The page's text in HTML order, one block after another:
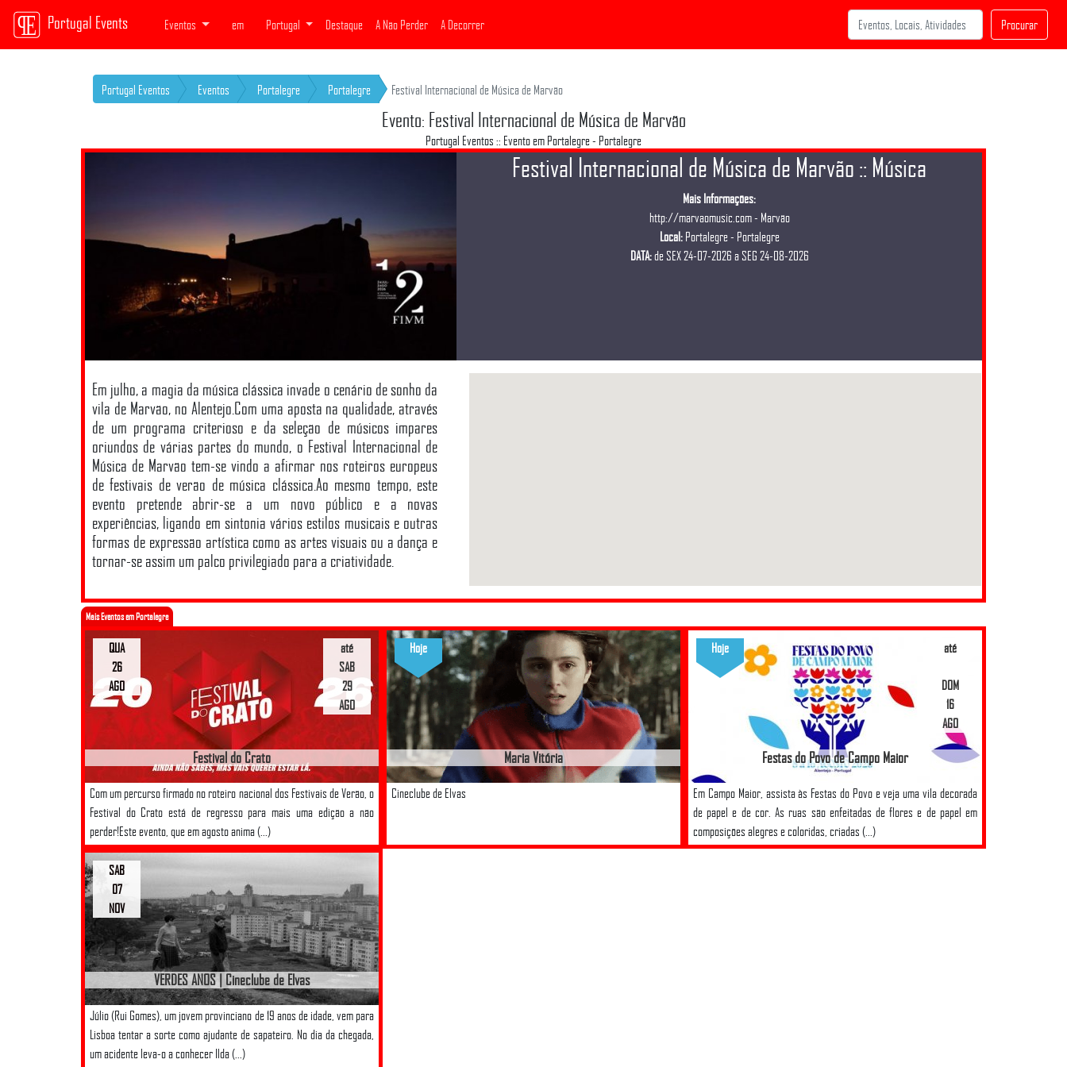
Portugal Events Eventos em Portugal Destaque A Não Perder A Decorrer Procurar
Portugal Eventos Eventos Portalegre Portalegre Festival Internacional de Música de Marvão
Evento: Festival Internacional de Música de Marvão
Portugal Eventos :: Evento em Portalegre - Portalegre
Festival Internacional de Música de Marvão :: Música
Mais Informações:
http://marvaomusic.com- Marvão
Local:Portalegre - Portalegre
DATA:de SEX 24-07-2026 a SEG 24-08-2026
Em julho, a magia da música clássica invade o cenário de sonho da
vila de Marvão, no Alentejo.Com uma aposta na qualidade, através
de um programa criterioso e da seleção de músicos impares
oriundos de várias partes do mundo, o Festival Internacional de
Música de Marvão tem-se vindo a afirmar nos roteiros europeus
de festivais de verão de música clássica.Ao mesmo tempo, este
evento pretende abrir-se a um novo público e a novas
experiências, ligando em sintonia vários estilos musicais e outras
formas de expressão artística como as artes visuais ou a dança e
tornar-se assim um palco privilegiado para a criatividade.
Mais Eventos em Portalegre
Festival do Crato
Com um percurso firmado no roteiro nacional dos Festivais de Verão, o
Festival do Crato está de regresso para mais uma edição a não
perder!Este evento, que em agosto anima (...)
até
SAB
29
AGO
QUA
26
AGO
Maria Vitória
Cineclube de Elvas
Hoje
Festas do Povo de Campo Maior
Em Campo Maior, assista às Festas do Povo e veja uma vila decorada
de papel e de cor. As ruas são enfeitadas de flores e de papel em
composições alegres e coloridas, criadas (...)
até
DOM
16
AGO
Hoje
VERDES ANOS | Cineclube de Elvas
Júlio (Rui Gomes), um jovem provinciano de 19 anos de idade, vem para
Lisboa tentar a sorte como ajudante de sapateiro. No dia da chegada,
um acidente leva-o a conhecer Ilda (...)
SAB
07
NOV